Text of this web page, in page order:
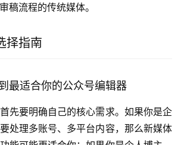
稿流程的传统媒体。
择指南
最适合你的公众号编辑器
先要明确自己的核心需求。如果你是企
处理多账号、多平台内容，那么新媒体